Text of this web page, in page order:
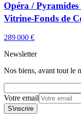
Opéra /
Vitrine-Fonds de
289 000 €
Newsletter
Nos biens, avant tout le
Votre email
S'inscrire